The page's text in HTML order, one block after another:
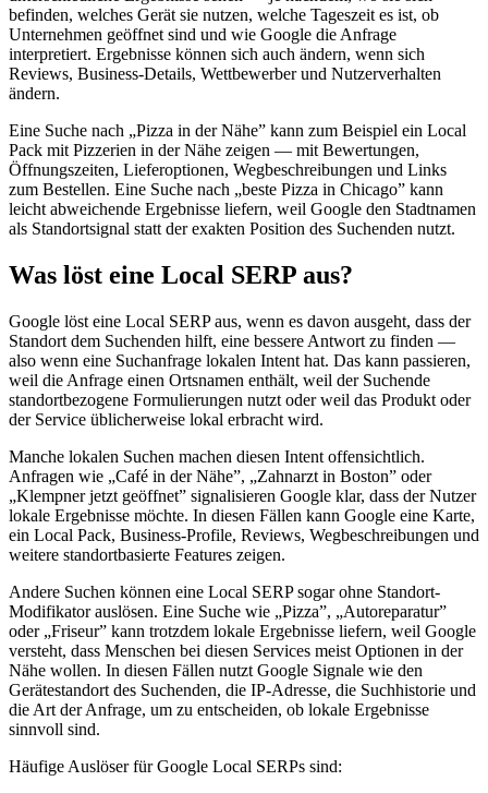
befinden, welches Gerät sie nutzen, welche Tageszeit es ist, ob
Unternehmen geöffnet sind und wie Google die Anfrage
interpretiert. Ergebnisse können sich auch ändern, wenn sich
Reviews, Business-Details, Wettbewerber und Nutzerverhalten
ändern.
Eine Suche nach „Pizza in der Nähe” kann zum Beispiel ein Local
Pack mit Pizzerien in der Nähe zeigen — mit Bewertungen,
Öffnungszeiten, Lieferoptionen, Wegbeschreibungen und Links
zum Bestellen. Eine Suche nach „beste Pizza in Chicago” kann
leicht abweichende Ergebnisse liefern, weil Google den Stadtnamen
als Standortsignal statt der exakten Position des Suchenden nutzt.
Was löst eine Local SERP aus?
Google löst eine Local SERP aus, wenn es davon ausgeht, dass der
Standort dem Suchenden hilft, eine bessere Antwort zu finden —
also wenn eine Suchanfrage lokalen Intent hat. Das kann passieren,
weil die Anfrage einen Ortsnamen enthält, weil der Suchende
standortbezogene Formulierungen nutzt oder weil das Produkt oder
der Service üblicherweise lokal erbracht wird.
Manche lokalen Suchen machen diesen Intent offensichtlich.
Anfragen wie „Café in der Nähe”, „Zahnarzt in Boston” oder
„Klempner jetzt geöffnet” signalisieren Google klar, dass der Nutzer
lokale Ergebnisse möchte. In diesen Fällen kann Google eine Karte,
ein Local Pack, Business-Profile, Reviews, Wegbeschreibungen und
weitere standortbasierte Features zeigen.
Andere Suchen können eine Local SERP sogar ohne Standort-
Modifikator auslösen. Eine Suche wie „Pizza”, „Autoreparatur”
oder „Friseur” kann trotzdem lokale Ergebnisse liefern, weil Google
versteht, dass Menschen bei diesen Services meist Optionen in der
Nähe wollen. In diesen Fällen nutzt Google Signale wie den
Gerätestandort des Suchenden, die IP-Adresse, die Suchhistorie und
die Art der Anfrage, um zu entscheiden, ob lokale Ergebnisse
sinnvoll sind.
Häufige Auslöser für Google Local SERPs sind: